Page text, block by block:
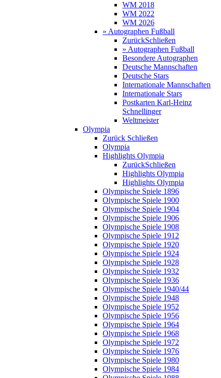
WM 2018
WM 2022
WM 2026
» Autographen Fußball
ZurückSchließen
» Autographen Fußball
Besondere Autographen
Deutsche Mannschaften
Deutsche Stars
Internationale Mannschaften
Internationale Stars
Postkarten Karl-Heinz
Schnellinger
Weltmeister
Olympia
Zurück Schließen
Olympia
Highlights Olympia
ZurückSchließen
Highlights Olympia
Highlights Olympia
Olympische Spiele 1896
Olympische Spiele 1900
Olympische Spiele 1904
Olympische Spiele 1906
Olympische Spiele 1908
Olympische Spiele 1912
Olympische Spiele 1920
Olympische Spiele 1924
Olympische Spiele 1928
Olympische Spiele 1932
Olympische Spiele 1936
Olympische Spiele 1940/44
Olympische Spiele 1948
Olympische Spiele 1952
Olympische Spiele 1956
Olympische Spiele 1964
Olympische Spiele 1968
Olympische Spiele 1972
Olympische Spiele 1976
Olympische Spiele 1980
Olympische Spiele 1984